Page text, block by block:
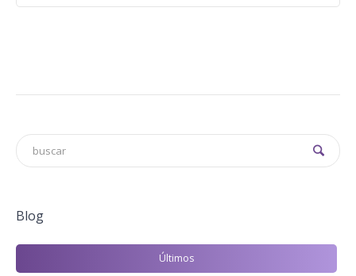
Blog
Últimos